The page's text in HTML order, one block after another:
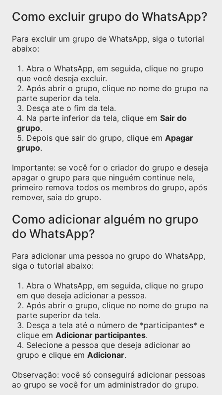
Como excluir grupo do WhatsApp?
Para excluir um grupo de WhatsApp, siga o tutorial
abaixo:
Abra o WhatsApp, em seguida, clique no grupo
que você deseja excluir.
Após abrir o grupo, clique no nome do grupo na
parte superior da tela.
Desça ate o fim da tela.
Na parte inferior da tela, clique em Sair do
grupo.
Depois que sair do grupo, clique em Apagar
grupo.
Importante: se você for o criador do grupo e deseja
apagar o grupo para que ninguém continue nele,
primeiro remova todos os membros do grupo, após
remover, saia do grupo.
Como adicionar alguém no grupo
do WhatsApp?
Para adicionar uma pessoa no grupo do WhatsApp,
siga o tutorial abaixo:
Abra o WhatsApp, em seguida, clique no grupo
em que deseja adicionar a pessoa.
Após abrir o grupo, clique no nome do grupo na
parte superior da tela.
Desça a tela até o número de *participantes* e
clique em Adicionar participantes.
Selecione a pessoa que deseja adicionar ao
grupo e clique em Adicionar.
Observação: você só conseguirá adicionar pessoas
ao grupo se você for um administrador do grupo.